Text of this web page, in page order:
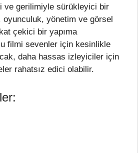
ve gerilimiyle sürükleyici bir
yönetim ve görsel
çekici bir yapıma
filmi sevenler için kesinlikle
daha hassas izleyiciler için
rahatsız edici olabilir.